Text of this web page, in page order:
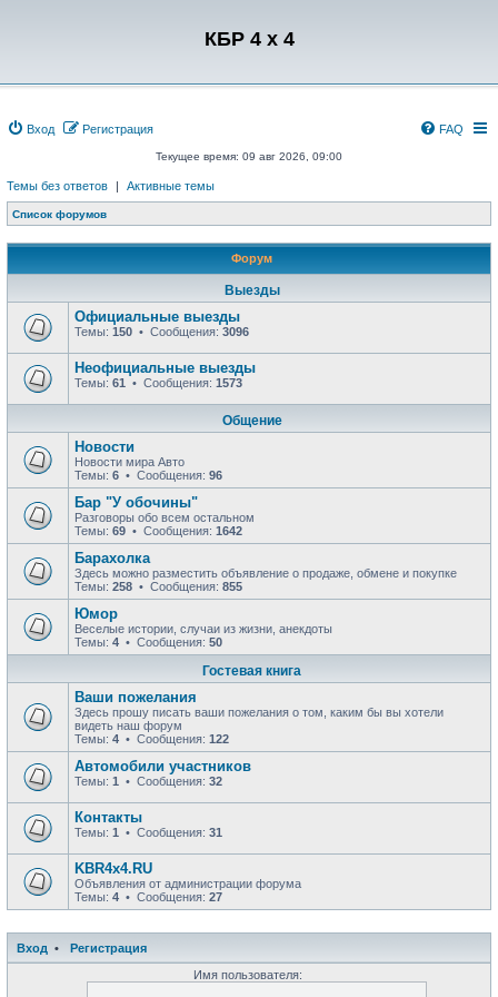
КБР 4 x 4
Вход Регистрация FAQ
Текущее время: 09 авг 2026, 09:00
Темы без ответов | Активные темы
Список форумов
Форум
Выезды
Официальные выезды
Темы: 150 • Сообщения: 3096
Неофициальные выезды
Темы: 61 • Сообщения: 1573
Общение
Новости
Новости мира Авто
Темы: 6 • Сообщения: 96
Бар "У обочины"
Разговоры обо всем остальном
Темы: 69 • Сообщения: 1642
Барахолка
Здесь можно разместить объявление о продаже, обмене и покупке
Темы: 258 • Сообщения: 855
Юмор
Веселые истории, случаи из жизни, анекдоты
Темы: 4 • Сообщения: 50
Гостевая книга
Ваши пожелания
Здесь прошу писать ваши пожелания о том, каким бы вы хотели
видеть наш форум
Темы: 4 • Сообщения: 122
Автомобили участников
Темы: 1 • Сообщения: 32
Контакты
Темы: 1 • Сообщения: 31
KBR4x4.RU
Объявления от администрации форума
Темы: 4 • Сообщения: 27
Вход • Регистрация
Имя пользователя: